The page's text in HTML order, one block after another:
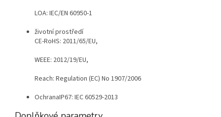
LOA: IEC/EN 60950-1
životní prostředí
CE-RoHS: 2011/65/EU,
WEEE: 2012/19/EU,
Reach: Regulation (EC) No 1907/2006
OchranaIP67: IEC 60529-2013